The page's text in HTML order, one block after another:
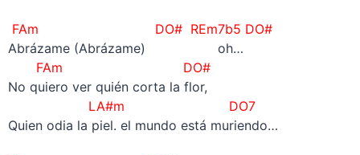
FAm DO# REm7b5 DO#
Abrázame (Abrázame) oh…
FAm DO#
No quiero ver quién corta la flor,
LA#m DO7
Quien odia la piel. el mundo está muriendo…